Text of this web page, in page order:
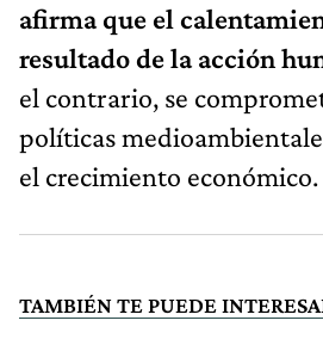
afirma que el
resultado de la acción
el contrario, se
políticas
el crecimiento económico.
TAMBIÉN TE PUEDE